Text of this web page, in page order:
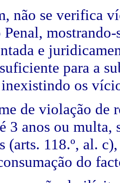
não se verifica
Penal,
e
para a
os
de violação de
3 anos ou multa,
(arts. 118.º, al.
do